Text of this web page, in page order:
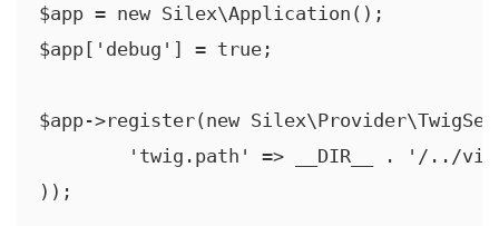
$app = new Silex\Application();
$app['debug'] = true;
$app->register(new
));